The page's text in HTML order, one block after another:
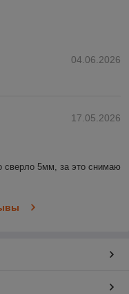
04.06.2026
17.05.2026
сверло 5мм, за это снимаю